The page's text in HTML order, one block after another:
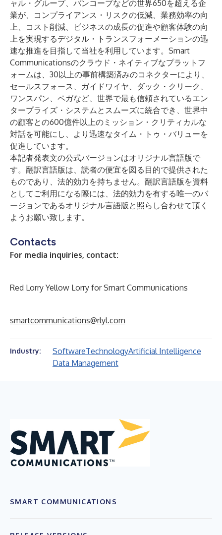
ャル・グループ、バンコープなどの世界650を超える企
業が、コンプライアンス・リスクの低減、業務効率の向
上、コスト削減、ビジネスの成長の促進や顧客体験の向
上を実現するデジタル・トランスフォーメーションの迅
速な推進を目指して当社を利用しています。Smart
Communicationsのクラウド・ネイティブなプラットフ
ォームは、30以上の事前構築済みのコネクターにより、
セールスフォース、ガイドワイヤ、ダック・クリーク、
ワンスパン、ペガなど、世界で最も信頼されているエン
タープライズ・システムとスムーズに統合でき、世界中
の顧客との600億件以上のミッション・クリティカルな
対話を可能にし、より迅速なタイム・トゥ・バリューを
促進しています。
本記者発表文の公式バージョンはオリジナル言語版で
す。翻訳言語版は、読者の便宜を図る目的で提供された
ものであり、法的効力を持ちません。翻訳言語版を資料
としてご利用になる際には、法的効力を有する唯一のバ
ージョンであるオリジナル言語版と照らし合わせて頂く
ようお願い致します。
Contacts
For media inquiries, contact:
Red Lorry Yellow Lorry for Smart Communications
smartcommunications@rlyl.com
Industry: SoftwareTechnologyArtificial Intelligence
Data Management
SMART COMMUNICATIONS